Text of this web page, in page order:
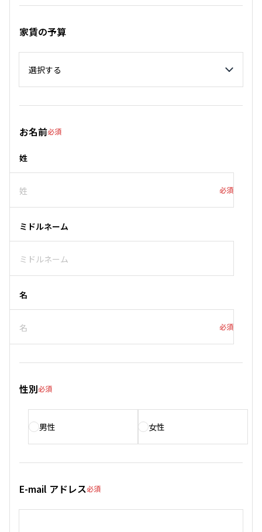
家賃の予算
お名前必須
姓
必須
ミドルネーム
名
必須
性別必須
男性 女性
E-mail アドレス必須